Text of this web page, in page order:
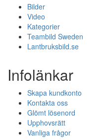
Bilder
Video
Kategorier
Teambild Sweden
Lantbruksbild.se
Infolänkar
Skapa kundkonto
Kontakta oss
Glömt lösenord
Upphovsrätt
Vanliga frågor